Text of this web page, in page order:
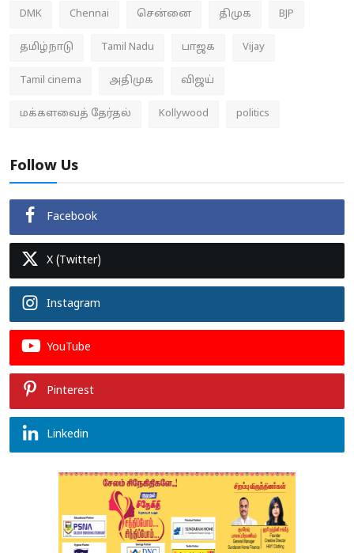
DMK Chennai சென்னை திமுக BJP
தமிழ்நாடு Tamil Nadu பாஜக Vijay
Tamil cinema அதிமுக விஜய்
மக்களவைத் தேர்தல் Kollywood politics
Follow Us
Facebook
X (Twitter)
Instagram
YouTube
Pinterest
Linkedin